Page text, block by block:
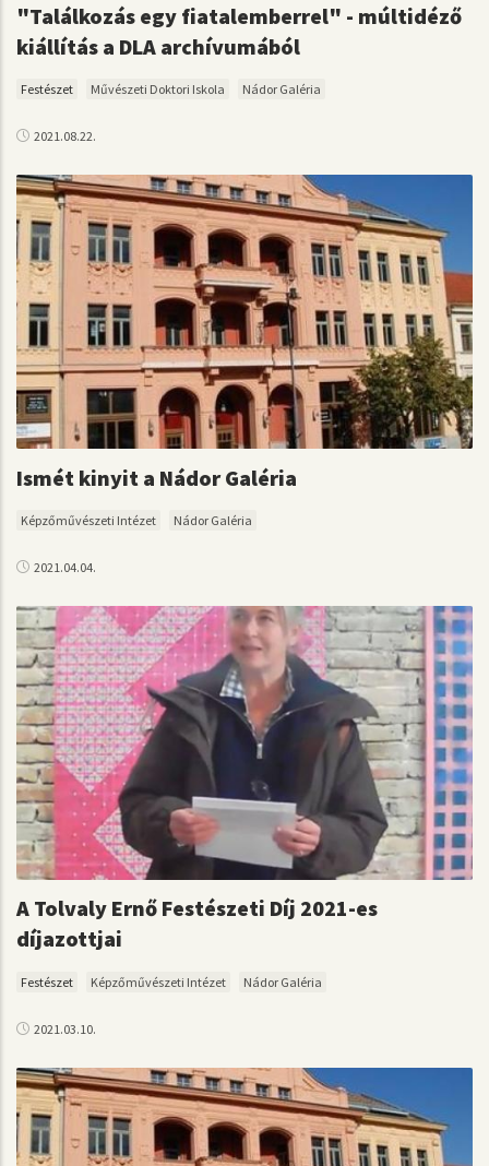
"Találkozás egy fiatalemberrel" - múltidéző
kiállítás a DLA archívumából
Festészet Művészeti Doktori Iskola Nádor Galéria
2021.08.22.
Ismét kinyit a Nádor Galéria
Képzőművészeti Intézet Nádor Galéria
2021.04.04.
A Tolvaly Ernő Festészeti Díj 2021-es
díjazottjai
Festészet Képzőművészeti Intézet Nádor Galéria
2021.03.10.